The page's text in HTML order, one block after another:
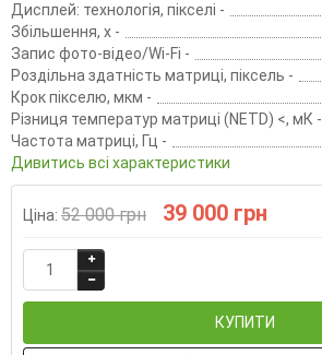
Дисплей: технологія, пікселі -
Збільшення, х -
Запис фото-відео/Wi-Fi -
Роздільна здатність матриці, піксель -
Крок пікселю, мкм -
Різниця температур матриці (NETD) <, мК -
Частота матриці, Гц -
Дивитись всі характеристики
Ціна: 52 000 грн 39 000 грн
КУПИТИ